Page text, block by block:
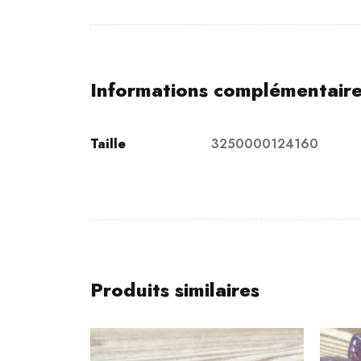
Informations
Taille 3250000124160
Produits similaires